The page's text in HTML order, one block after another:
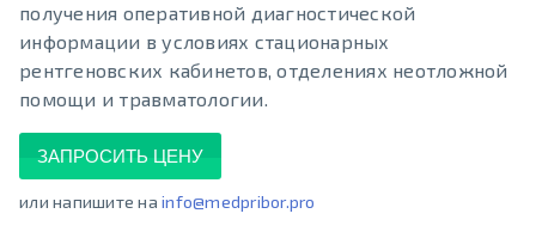
получения оперативной диагностической
информации в условиях стационарных
рентгеновских кабинетов, отделениях неотложной
помощи и травматологии.
ЗАПРОСИТЬ ЦЕНУ
или напишите на info@medpribor.pro